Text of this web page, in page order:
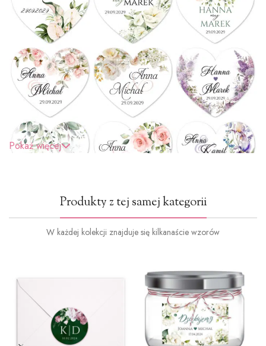
Pokaż więcej
Produkty z tej samej kategorii
W każdej kolekcji znajduje się kilkanaście wzorów